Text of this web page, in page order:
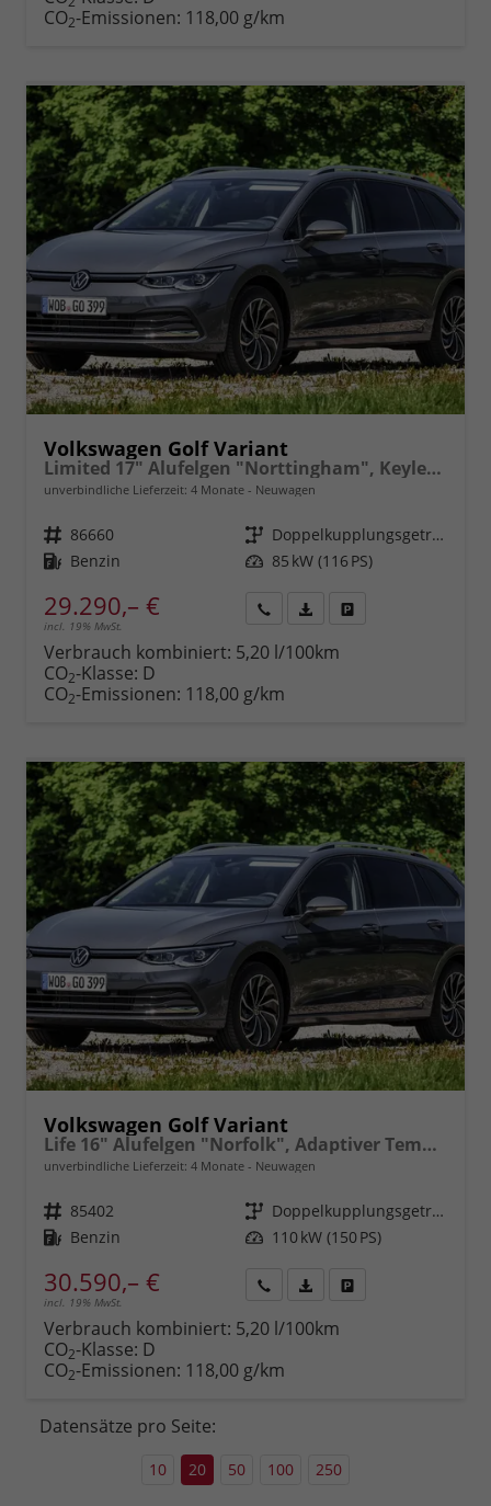
CO2-Emissionen: 118,00 g/km
Volkswagen Golf Variant
Limited 17" Alufelgen "Norttingham", Keyless-Paket mit elektrischem Kofferraumöffner + Alarm Adaptiver Tempomat ACC, Sicht-Paket, Digital Cockpit Pro, LED-Scheinwerfer, Radio Composition 10,3" Wireless App-Connect, Parksensoren vorn und hinten, Climatronic, M-
unverbindliche Lieferzeit: 4 Monate Neuwagen
Fahrzeugnr. 86660 Getriebe
Doppelkupplungsgetriebe (DSG)
Kraftstoff Benzin Leistung 85 kW (116 PS)
29.290,– €
incl. 19% MwSt.
anfordern
Datei,
Verbrauch kombiniert: 5,20 l/100km
CO2-Klasse: D
CO2-Emissionen: 118,00 g/km
Volkswagen Golf Variant
Life 16" Alufelgen "Norfolk", Adaptiver Tempomat ACC, Sicht-Paket, Digital Cockpit Pro, LED-Scheinwerfer, Radio Composition 10,3" + Wireless App-Connect, Parksensoren vorn und hinten, Climatronic, M-Lederlenkrad, Reserverad, Dachreling uvm.
unverbindliche Lieferzeit: 4 Monate Neuwagen
Fahrzeugnr. 85402 Getriebe
Doppelkupplungsgetriebe (DSG)
Kraftstoff Benzin Leistung 110 kW (150 PS)
30.590,– €
incl. 19% MwSt.
anfordern
Datei,
Verbrauch kombiniert: 5,20 l/100km
CO2-Klasse: D
CO2-Emissionen: 118,00 g/km
Datensätze pro Seite:
10 20 50 100 250